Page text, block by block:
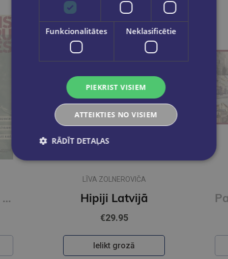
Pāris centimetru dzīves
LĪVA ZOLNEROVIČA
Hipiji Latvijā
€29.95
Ielikt grozā
Funkcionalitātes Neklasificētie
PIEKRIST VISIEM
ATTEIKTIES NO VISIEM
RĀDĪT DETAĻAS